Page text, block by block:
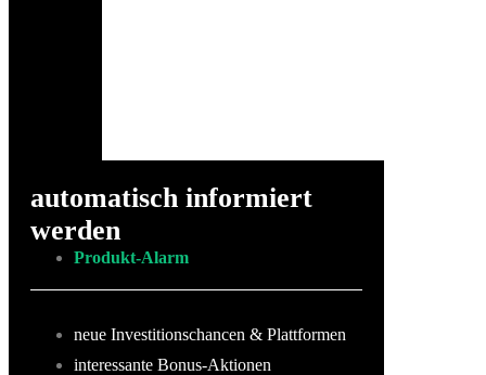
automatisch informiert
werden
Produkt-Alarm
neue Investitionschancen & Plattformen
interessante Bonus-Aktionen